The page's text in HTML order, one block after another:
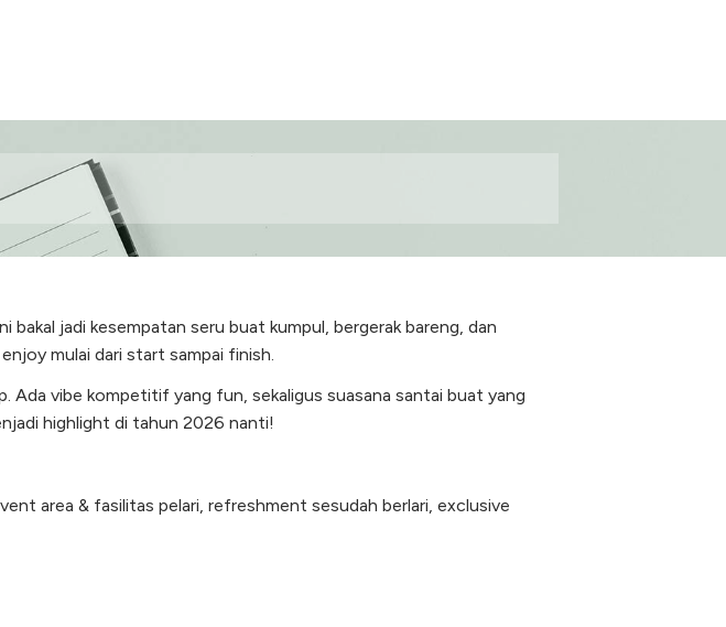
jadi kesempatan seru buat kumpul, bergerak bareng, dan
mulai dari start sampai finish.
Ada vibe kompetitif yang fun, sekaligus suasana santai buat yang
highlight di tahun 2026 nanti!
area & fasilitas pelari, refreshment sesudah berlari, exclusive